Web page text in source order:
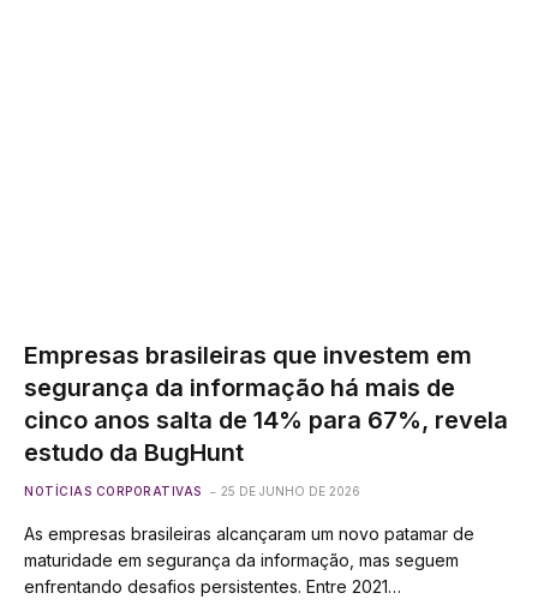
Empresas brasileiras que investem em
segurança da informação há mais de
cinco anos salta de 14% para 67%, revela
estudo da BugHunt
NOTÍCIAS CORPORATIVAS 25 DE JUNHO DE 2026
As empresas brasileiras alcançaram um novo patamar de
maturidade em segurança da informação, mas seguem
enfrentando desafios persistentes. Entre 2021…